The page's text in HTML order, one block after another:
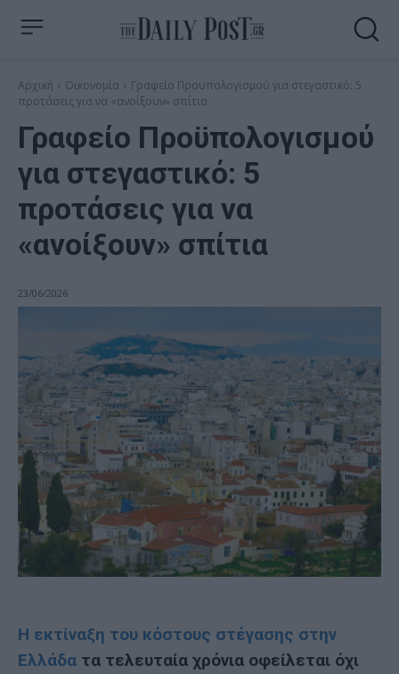
Αρχική Οικονομία
Γραφείο Προϋπολογισμού για στεγαστικό: 5
προτάσεις για να «ανοίξουν» σπίτια
Γραφείο Προϋπολογισμού
για στεγαστικό: 5
προτάσεις για να
«ανοίξουν» σπίτια
23/06/2026
Η εκτίναξη του κόστους στέγασης στην
Ελλάδα τα τελευταία χρόνια οφείλεται όχι